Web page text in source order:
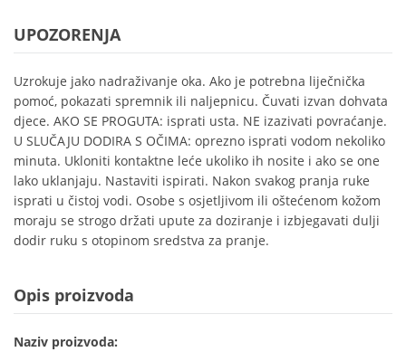
UPOZORENJA
Uzrokuje jako nadraživanje oka. Ako je potrebna liječnička
pomoć, pokazati spremnik ili naljepnicu. Čuvati izvan dohvata
djece. AKO SE PROGUTA: isprati usta. NE izazivati povraćanje.
U SLUČAJU DODIRA S OČIMA: oprezno isprati vodom nekoliko
minuta. Ukloniti kontaktne leće ukoliko ih nosite i ako se one
lako uklanjaju. Nastaviti ispirati. Nakon svakog pranja ruke
isprati u čistoj vodi. Osobe s osjetljivom ili oštećenom kožom
moraju se strogo držati upute za doziranje i izbjegavati dulji
dodir ruku s otopinom sredstva za pranje.
Opis proizvoda
Naziv proizvoda: